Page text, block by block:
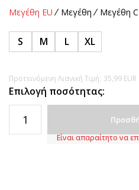
Μεγέθη EU Μεγέθη Μεγέθη
S M L XL
Προτεινόμενη Λιανική Τιμή: 35,99 EUR
Επιλογή ποσότητας:
Είναι απαραίτητο να